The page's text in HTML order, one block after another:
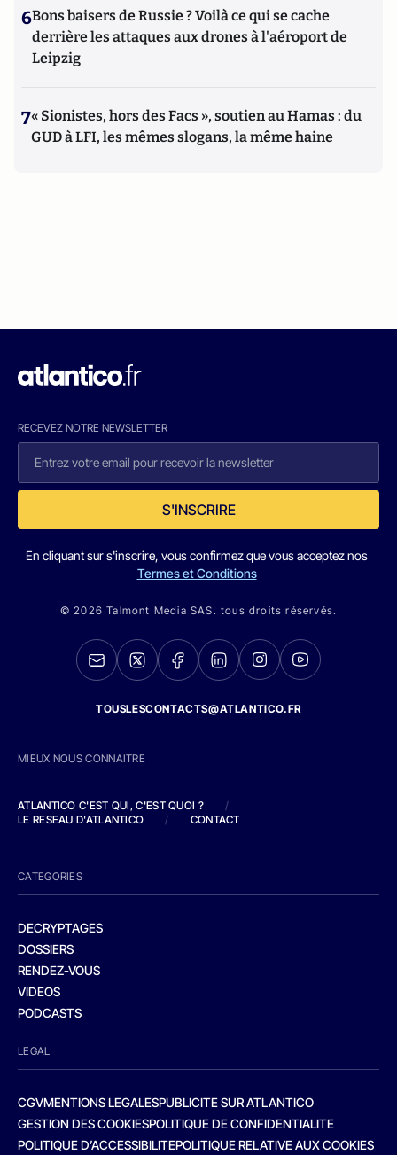
6Bons baisers de Russie ? Voilà ce qui se cache
derrière les attaques aux drones à l'aéroport de
Leipzig
7« Sionistes, hors des Facs », soutien au Hamas : du
GUD à LFI, les mêmes slogans, la même haine
RECEVEZ NOTRE NEWSLETTER
S'INSCRIRE
En cliquant sur s'inscrire, vous confirmez que vous acceptez nos
Termes et Conditions
© 2026 Talmont Media SAS. tous droits réservés.
TOUSLESCONTACTS@ATLANTICO.FR
MIEUX NOUS CONNAITRE
ATLANTICO C'EST QUI, C'EST QUOI ?
/
LE RESEAU D'ATLANTICO
/ CONTACT
CATEGORIES
DECRYPTAGES
DOSSIERS
RENDEZ-VOUS
VIDEOS
PODCASTS
LEGAL
CGVMENTIONS LEGALESPUBLICITE SUR ATLANTICO
GESTION DES COOKIESPOLITIQUE DE CONFIDENTIALITE
POLITIQUE D’ACCESSIBILITEPOLITIQUE RELATIVE AUX COOKIES